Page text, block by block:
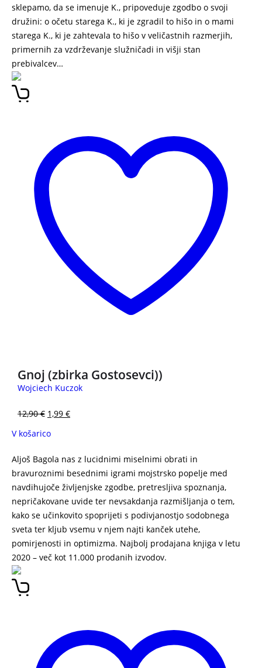
sklepamo, da se imenuje K., pripoveduje zgodbo o svoji
družini: o očetu starega K., ki je zgradil to hišo in o mami
starega K., ki je zahtevala to hišo v veličastnih razmerjih,
primernih za vzdrževanje služničadi in višji stan
prebivalcev…
Gnoj (zbirka Gostosevci))
Wojciech Kuczok
12,90€ 1,99 €
V košarico
Aljoš Bagola nas z lucidnimi miselnimi obrati in
bravuroznimi besednimi igrami mojstrsko popelje med
navdihujoče življenjske zgodbe, pretresljiva spoznanja,
nepričakovane uvide ter nevsakdanja razmišljanja o tem,
kako se učinkovito spoprijeti s podivjanostjo sodobnega
sveta ter kljub vsemu v njem najti kanček utehe,
pomirjenosti in optimizma. Najbolj prodajana knjiga v letu
2020 – več kot 11.000 prodanih izvodov.